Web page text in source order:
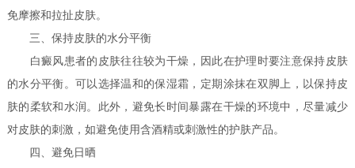
免摩擦和拉扯皮肤。
三、保持皮肤的水分平衡
白癜风患者的皮肤往往较为干燥，因此在护理时要注意保持皮肤
的水分平衡。可以选择温和的保湿霜，定期涂抹在双脚上，以保持皮
肤的柔软和水润。此外，避免长时间暴露在干燥的环境中，尽量减少
对皮肤的刺激，如避免使用含酒精或刺激性的护肤产品。
四、避免日晒